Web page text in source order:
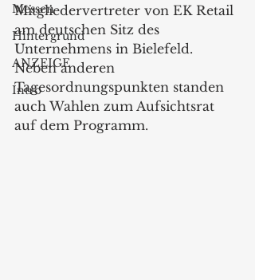
Messen
Hintergrund
ANZEIGE
Intro
Mitgliedervertreter von EK Retail
am deutschen Sitz des
Unternehmens in Bielefeld.
Neben anderen
Tagesordnungspunkten standen
auch Wahlen zum Aufsichtsrat
auf dem Programm.